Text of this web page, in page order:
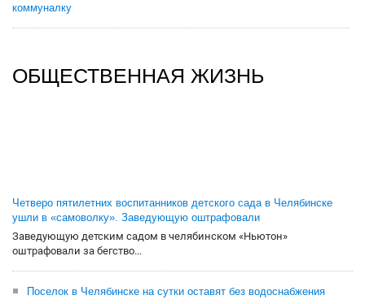
коммуналку
ОБЩЕСТВЕННАЯ ЖИЗНЬ
Четверо пятилетних воспитанников детского сада в Челябинске
ушли в «самоволку». Заведующую оштрафовали
Заведующую детским садом в челябинском «Ньютон»
оштрафовали за бегство...
Поселок в Челябинске на сутки оставят без водоснабжения